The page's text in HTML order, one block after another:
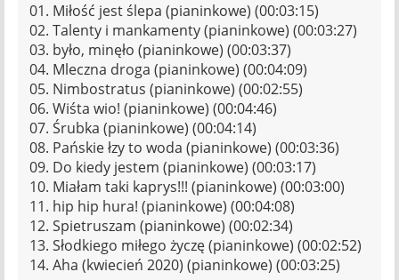
01. Miłość jest ślepa (pianinkowe) (00:03:15)
02. Talenty i mankamenty (pianinkowe) (00:03:27)
03. było, minęło (pianinkowe) (00:03:37)
04. Mleczna droga (pianinkowe) (00:04:09)
05. Nimbostratus (pianinkowe) (00:02:55)
06. Wiśta wio! (pianinkowe) (00:04:46)
07. Śrubka (pianinkowe) (00:04:14)
08. Pańskie łzy to woda (pianinkowe) (00:03:36)
09. Do kiedy jestem (pianinkowe) (00:03:17)
10. Miałam taki kaprys!!! (pianinkowe) (00:03:00)
11. hip hip hura! (pianinkowe) (00:04:08)
12. Spietruszam (pianinkowe) (00:02:34)
13. Słodkiego miłego życzę (pianinkowe) (00:02:52)
14. Aha (kwiecień 2020) (pianinkowe) (00:03:25)